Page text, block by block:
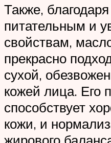
Также,
питательным и
свойствам,
прекрасно
сухой,
кожей лица. Его
способствует
кожи, и